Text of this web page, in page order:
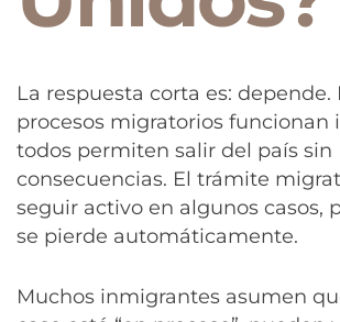
La respuesta corta es: depende.
procesos migratorios funcionan
todos permiten salir del país sin
consecuencias. El trámite
seguir activo en algunos casos,
se pierde automáticamente.
Muchos inmigrantes asumen